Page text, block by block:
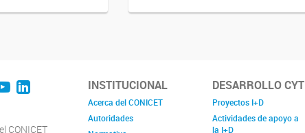
LinkedIn
CONICET
INSTITUCIONAL
Acerca del CONICET
Autoridades
DESARROLLO CYT
Proyectos I+D
Actividades de apoyo a
la I+D